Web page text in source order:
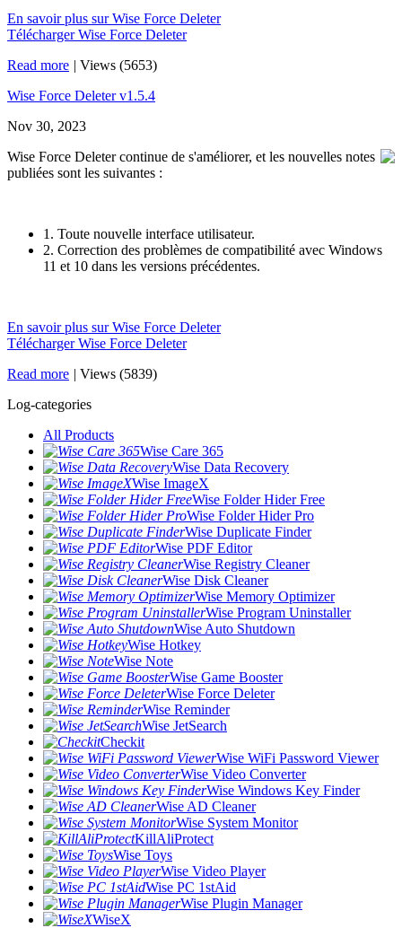
En savoir plus sur Wise Force Deleter
Télécharger Wise Force Deleter
Read more | Views (5653)
Wise Force Deleter v1.5.4
Nov 30, 2023
Wise Force Deleter continue de s'améliorer, et les nouvelles notes
publiées sont les suivantes :
1. Toute nouvelle interface utilisateur.
2. Correction des problèmes de compatibilité avec Windows
11 et 10 dans les versions précédentes.
En savoir plus sur Wise Force Deleter
Télécharger Wise Force Deleter
Read more | Views (5839)
Log-categories
All Products
Wise Care 365
Wise Data Recovery
Wise ImageX
Wise Folder Hider Free
Wise Folder Hider Pro
Wise Duplicate Finder
Wise PDF Editor
Wise Registry Cleaner
Wise Disk Cleaner
Wise Memory Optimizer
Wise Program Uninstaller
Wise Auto Shutdown
Wise Hotkey
Wise Note
Wise Game Booster
Wise Force Deleter
Wise Reminder
Wise JetSearch
Checkit
Wise WiFi Password Viewer
Wise Video Converter
Wise Windows Key Finder
Wise AD Cleaner
Wise System Monitor
KillAliProtect
Wise Toys
Wise Video Player
Wise PC 1stAid
Wise Plugin Manager
WiseX